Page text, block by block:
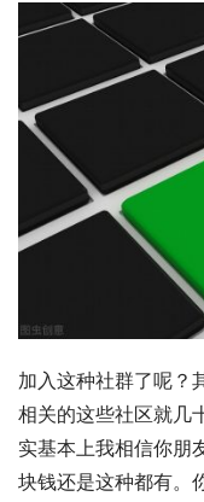
加入这种社群了呢？
相关的这些社区就几
实基本上我相信你朋
块钱还是这种都有。